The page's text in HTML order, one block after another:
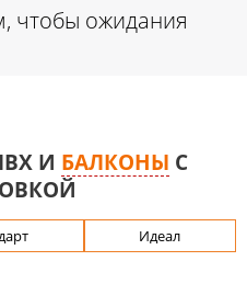
чтобы ожидания
И БАЛКОНЫ С
Идеал